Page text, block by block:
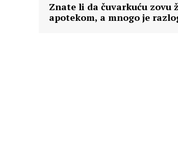
Znate li da čuvarkuću zovu
apotekom, a mnogo je